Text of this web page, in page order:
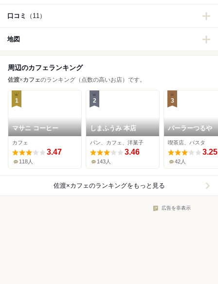
口コミ （11）
地図
周辺のカフェランキング
佐渡×カフェのランキング（点数の高いお店）です。
1
マサニ コーヒー
カフェ
3.47
118人
2
しまふうみ 本店
パン、カフェ、洋菓子
3.46
143人
3
パーラーつるや
喫茶店、パスタ
3.25
42人
佐渡×カフェのランキングをもっと見る
広告を非表示